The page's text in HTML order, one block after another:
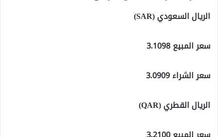
الريال السعودي (SAR)
سعر المبيع 3.1098
سعر الشراء 3.0909
الريال القطري (QAR)